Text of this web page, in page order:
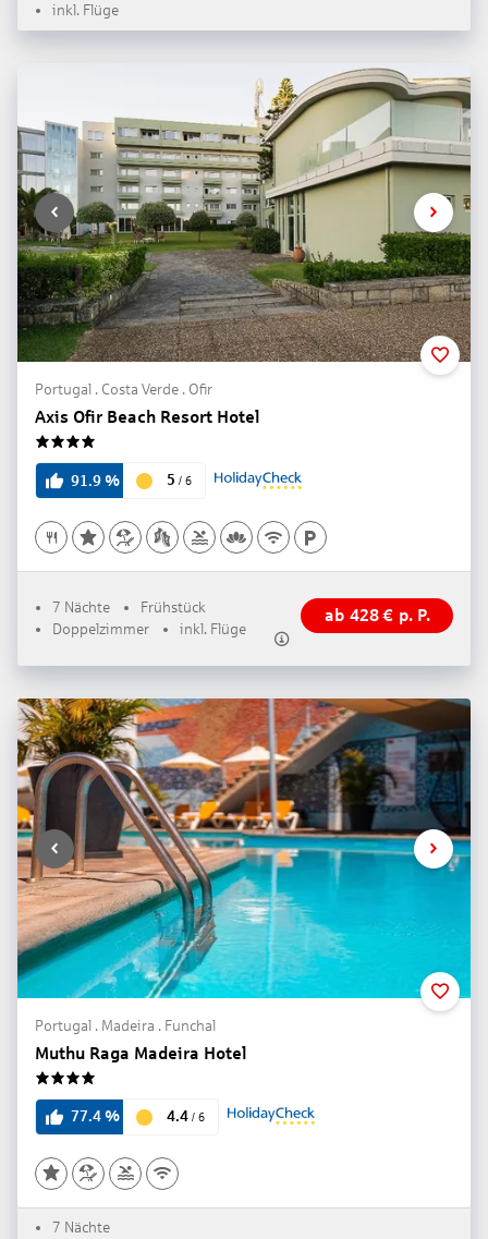
inkl. Flüge
Portugal . Costa Verde . Ofir
Axis Ofir Beach Resort Hotel
4
91.9% 5 / 6
7 Nächte
Frühstück
Doppelzimmer
inkl. Flüge
ab 428€ p. P.
Portugal . Madeira . Funchal
Muthu Raga Madeira Hotel
77.4% 4.4 / 6
7 Nächte